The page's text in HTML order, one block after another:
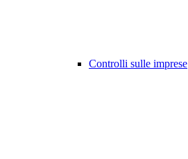
Controlli sulle imprese